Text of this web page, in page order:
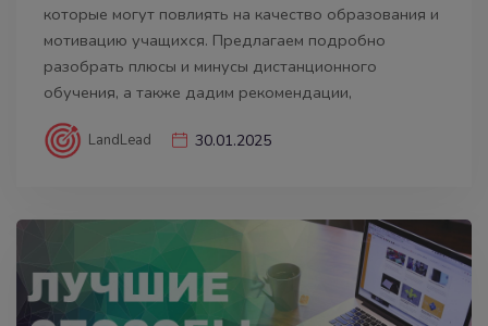
которые могут повлиять на качество образования и
мотивацию учащихся. Предлагаем подробно
разобрать плюсы и минусы дистанционного
обучения, а также дадим рекомендации,
LandLead 30.01.2025